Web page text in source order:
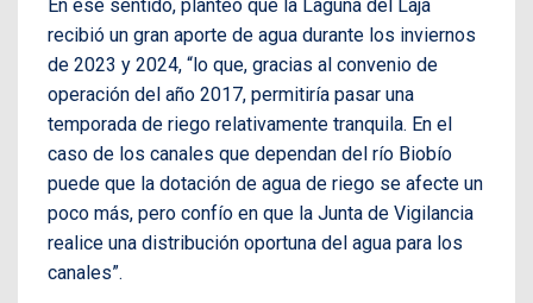
En ese sentido, planteó que la Laguna del Laja
recibió un gran aporte de agua durante los inviernos
de 2023 y 2024, “lo que, gracias al convenio de
operación del año 2017, permitiría pasar una
temporada de riego relativamente tranquila. En el
caso de los canales que dependan del río Biobío
puede que la dotación de agua de riego se afecte un
poco más, pero confío en que la Junta de Vigilancia
realice una distribución oportuna del agua para los
canales”.